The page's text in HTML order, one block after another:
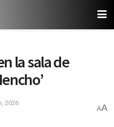
la sala de
2026
AA